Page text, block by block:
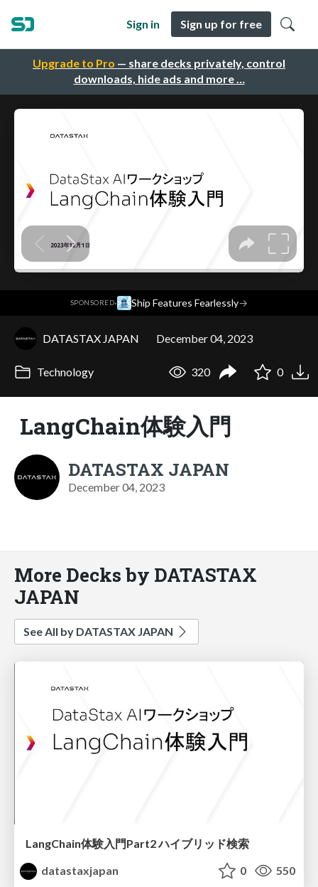
Upgrade to Pro — share decks privately, control
downloads, hide ads and more …
Sign in Sign up for free
SPONSORED· Ship Features Fearlessly→
DATASTAX JAPAN December 04, 2023
Technology 320 0
LangChain体験入門
DATASTAX JAPAN
December 04, 2023
More Decks by DATASTAX
JAPAN
See All by DATASTAX JAPAN
LangChain体験入門Part2 ハイブリッド検索
datastaxjapan
0 550